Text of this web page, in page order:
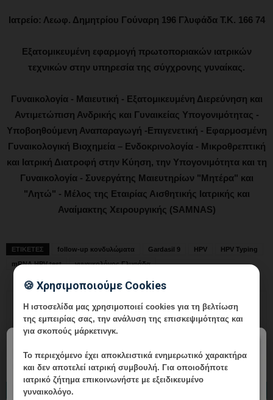
Ιατρείο: Λεωφ. Δημητρίου Γούναρη 196 Γλυφάδα Τ.Κ. 166 74
Εξατομικευμένη εφαρμογή πρωτοποριακών ιατρικών
τεχνικών στην υπηρεσία της σύγχρονης γυναίκας.
Γυναικολογία - Μαιευτική - Εξατομικευμένη Διερεύνηση και
Αντιμετώπιση Ανδρικής και Γυναικείας Υπογονιμότητας -
Υποβοηθούμενη Αναπαραγωγή -Επιγενετική - Εφαρμοσμένη
Γυναικολογική Βιοχημεία – Ενδοκρινολογία - Μικροθρεπτική
και Ιατρική Διατροφή στην Κύηση, την Υπογονιμότητα και τη
Γυναικολογία - Συνεργάτης Μαιευτηρίων "Μητέρα" και
"Λητώ" - Μέλος της Εταιρίας Αισθητικής Ιατρικής και
Αναίμακτης Χειρουργικής (SAMNAS)
ΕΤΙΚΕΤΕΣ follow-up κονδυλώματα Gardasil 9 HPV
HPV Typing
mRNA HPV test
γυναικολόγος Γλυφάδα
ΔΙΑΒΑΣΤΕ ΕΠΙΣΗΣ
🍪 Χρησιμοποιούμε Cookies
Η ιστοσελίδα μας χρησιμοποιεί cookies για τη βελτίωση
της εμπειρίας σας, την ανάλυση της επισκεψιμότητας και
για σκοπούς μάρκετινγκ.
Το περιεχόμενο έχειαποκλειστικά ενημερωτικό χαρακτήρα
και δεν αποτελεί ιατρική συμβουλή. Για οποιοδήποτε
ιατρικό ζήτημα επικοινωνήστε με εξειδικευμένο
γυναικολόγο.